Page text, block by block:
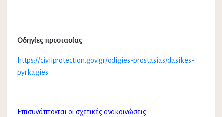
Οδηγίες προστασίας
https://civilprotection.gov.gr/odigies-prostasias/dasikes-
pyrkagies
Επισυνάπτονται οι σχετικές ανακοινώσεις